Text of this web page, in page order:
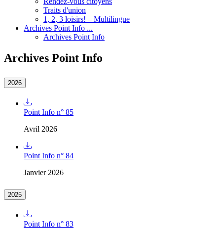
Traits d'union
1, 2, 3 loisirs! – Multilingue
Archives Point Info ...
Archives Point Info
Archives Point Info
2026
Point Info n° 85
Avril 2026
Point Info n° 84
Janvier 2026
2025
Point Info n° 83